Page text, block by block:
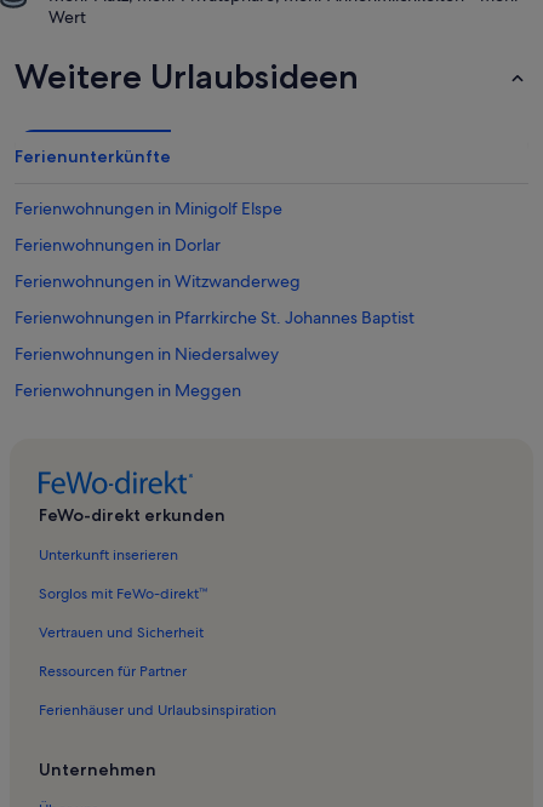
Wert
Weitere Urlaubsideen
Ferienunterkünfte
Ferienwohnungen in Minigolf Elspe
Ferienwohnungen in Dorlar
Ferienwohnungen in Witzwanderweg
Ferienwohnungen in Pfarrkirche St. Johannes Baptist
Ferienwohnungen in Niedersalwey
Ferienwohnungen in Meggen
Ferienwohnungen in Cobbenrode
Ferienwohnungen in Melbecke
Ferienwohnungen in Menkhausen
Ferienwohnungen in Schlah
FeWo-direkt erkunden
Unterkunft inserieren
Sorglos mit FeWo-direkt™
Vertrauen und Sicherheit
Ressourcen für Partner
Ferienhäuser und Urlaubsinspiration
Unternehmen